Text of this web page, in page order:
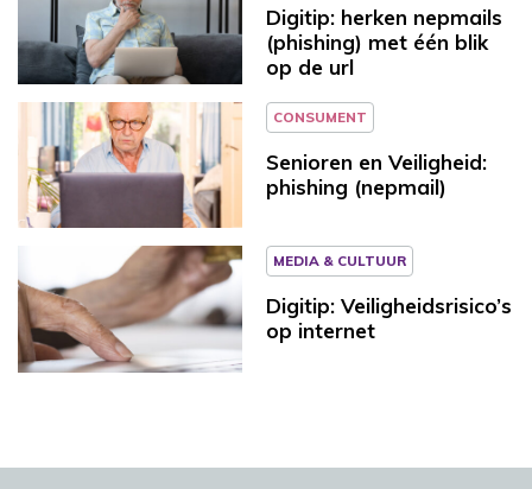
Digitip: herken nepmails
(phishing) met één blik
op de url
CONSUMENT
Senioren en Veiligheid:
phishing (nepmail)
MEDIA & CULTUUR
Digitip: Veiligheidsrisico’s
op internet